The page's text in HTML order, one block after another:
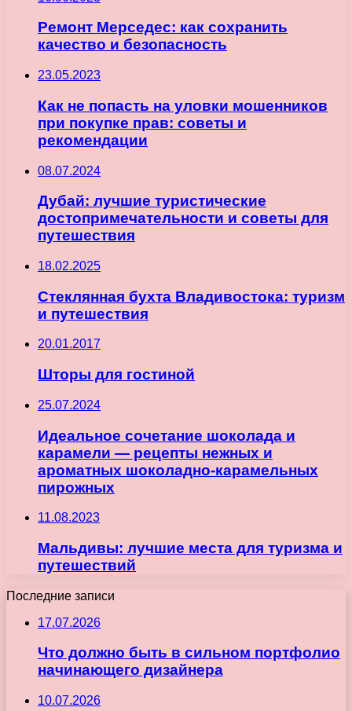
Ремонт Мерседес: как сохранить
качество и безопасность
23.05.2023
Как не попасть на уловки мошенников
при покупке прав: советы и
рекомендации
08.07.2024
Дубай: лучшие туристические
достопримечательности и советы для
путешествия
18.02.2025
Стеклянная бухта Владивостока: туризм
и путешествия
20.01.2017
Шторы для гостиной
25.07.2024
Идеальное сочетание шоколада и
карамели — рецепты нежных и
ароматных шоколадно-карамельных
пирожных
11.08.2023
Мальдивы: лучшие места для туризма и
путешествий
Последние записи
17.07.2026
Что должно быть в сильном портфолио
начинающего дизайнера
10.07.2026